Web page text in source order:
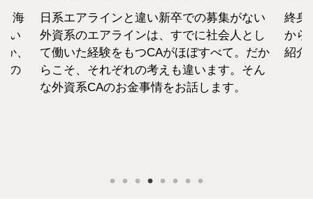
エアラインと違い新卒での募集がない
系のエアラインは、すでに社会人とし
いた経験をもつCAがほぼすべて。だか
そ、それぞれの考えも違います。そん
資系CAのお金事情をお話します。
終身雇用から
から転職した
紹介致します